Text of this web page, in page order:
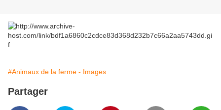
#Animaux de la ferme - Images
Partager